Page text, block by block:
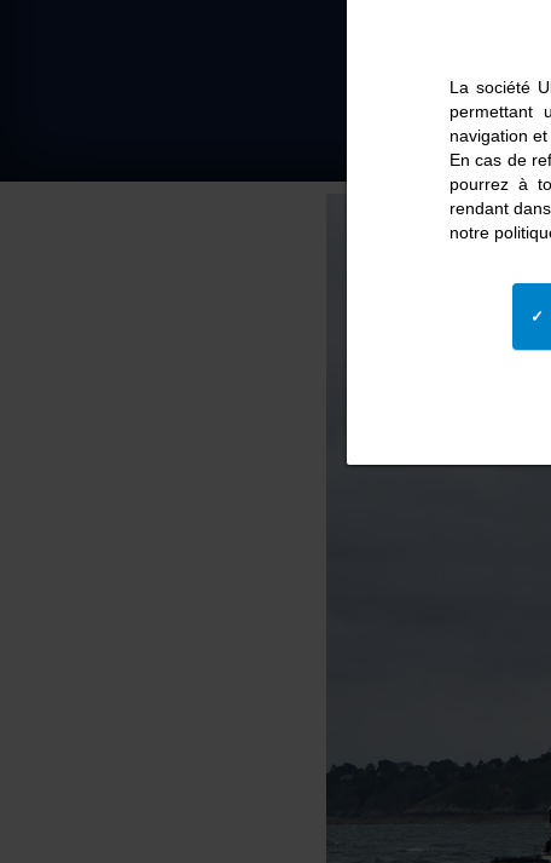
La société
permettant
navigation
En cas de
pourrez à
rendant
notre